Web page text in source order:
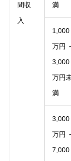
間収
入
満
1,000
万円
3,000
万円
満
3,000
万円
7,000